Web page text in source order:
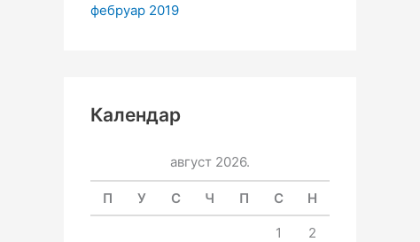
фебруар 2019
Календар
август 2026.
П У С Ч П С Н
1
2